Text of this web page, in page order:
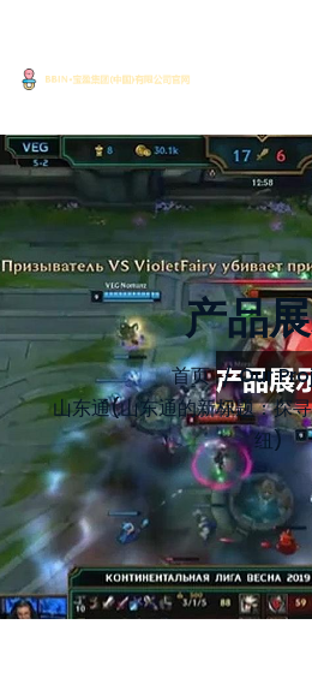
产品
首页 Our
山东通(山东通的新标题：探
纽)